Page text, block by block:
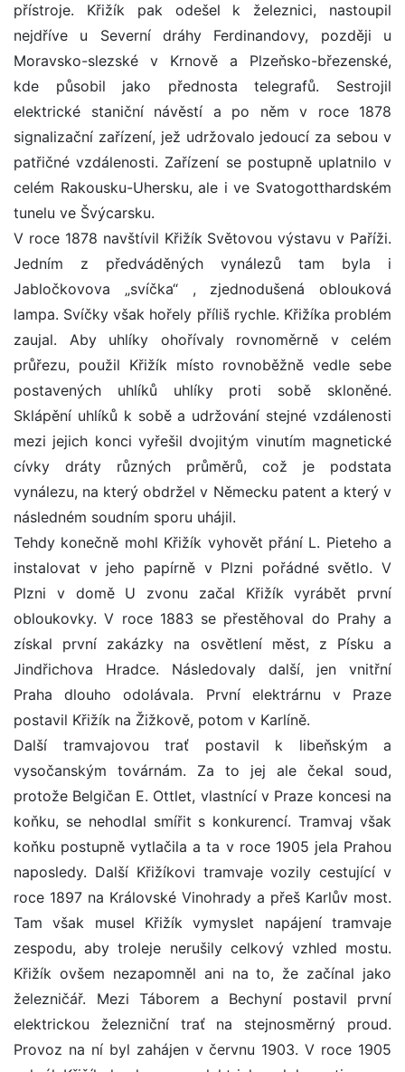
přístroje. Křižík pak odešel k železnici, nastoupil
nejdříve u Severní dráhy Ferdinandovy, později u
Moravsko-slezské v Krnově a Plzeňsko-březenské,
kde působil jako přednosta telegrafů. Sestrojil
elektrické staniční návěstí a po něm v roce 1878
signalizační zařízení, jež udržovalo jedoucí za sebou v
patřičné vzdálenosti. Zařízení se postupně uplatnilo v
celém Rakousku-Uhersku, ale i ve Svatogotthardském
tunelu ve Švýcarsku.
V roce 1878 navštívil Křižík Světovou výstavu v Paříži.
Jedním z předváděných vynálezů tam byla i
Jabločkovova „svíčka“ , zjednodušená oblouková
lampa. Svíčky však hořely příliš rychle. Křižíka problém
zaujal. Aby uhlíky ohořívaly rovnoměrně v celém
průřezu, použil Křižík místo rovnoběžně vedle sebe
postavených uhlíků uhlíky proti sobě skloněné.
Sklápění uhlíků k sobě a udržování stejné vzdálenosti
mezi jejich konci vyřešil dvojitým vinutím magnetické
cívky dráty různých průměrů, což je podstata
vynálezu, na který obdržel v Německu patent a který v
následném soudním sporu uhájil.
Tehdy konečně mohl Křižík vyhovět přání L. Pieteho a
instalovat v jeho papírně v Plzni pořádné světlo. V
Plzni v domě U zvonu začal Křižík vyrábět první
obloukovky. V roce 1883 se přestěhoval do Prahy a
získal první zakázky na osvětlení měst, z Písku a
Jindřichova Hradce. Následovaly další, jen vnitřní
Praha dlouho odolávala. První elektrárnu v Praze
postavil Křižík na Žižkově, potom v Karlíně.
Další tramvajovou trať postavil k libeňským a
vysočanským továrnám. Za to jej ale čekal soud,
protože Belgičan E. Ottlet, vlastnící v Praze koncesi na
koňku, se nehodlal smířit s konkurencí. Tramvaj však
koňku postupně vytlačila a ta v roce 1905 jela Prahou
naposledy. Další Křižíkovi tramvaje vozily cestující v
roce 1897 na Královské Vinohrady a přeš Karlův most.
Tam však musel Křižík vymyslet napájení tramvaje
zespodu, aby troleje nerušily celkový vzhled mostu.
Křižík ovšem nezapomněl ani na to, že začínal jako
železničář. Mezi Táborem a Bechyní postavil první
elektrickou železniční trať na stejnosměrný proud.
Provoz na ní byl zahájen v červnu 1903. V roce 1905